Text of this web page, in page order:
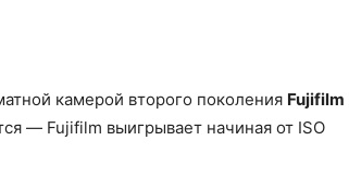
камерой второго поколения Fujifilm
— Fujifilm выигрывает начиная от ISO